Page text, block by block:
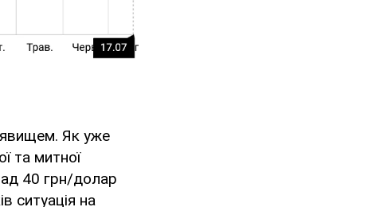
явищем. Як уже
та митної
40 грн/долар
ситуація на